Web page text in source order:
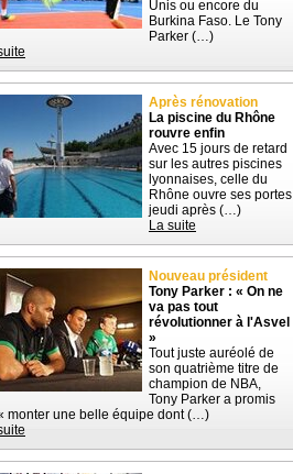
Unis ou encore du
Burkina Faso. Le Tony
Parker (…)
Après rénovation
La piscine du Rhône
rouvre enfin
Avec 15 jours de retard
sur les autres piscines
lyonnaises, celle du
Rhône ouvre ses portes
jeudi après (…)
La suite
Nouveau président
Tony Parker : « On ne
va pas tout
révolutionner à l'Asvel
»
Tout juste auréolé de
son quatrième titre de
champion de NBA,
Tony Parker a promis
monter une belle équipe dont (…)